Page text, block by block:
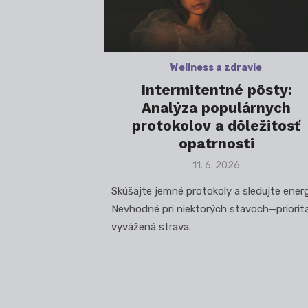
Wellness a zdravie
Intermitentné pôsty:
Analýza populárnych
protokolov a dôležitosť
opatrnosti
Posted
11. 6. 2026
Skúšajte jemné protokoly a sledujte
Nevhodné pri niektorých
vyvážená strava.